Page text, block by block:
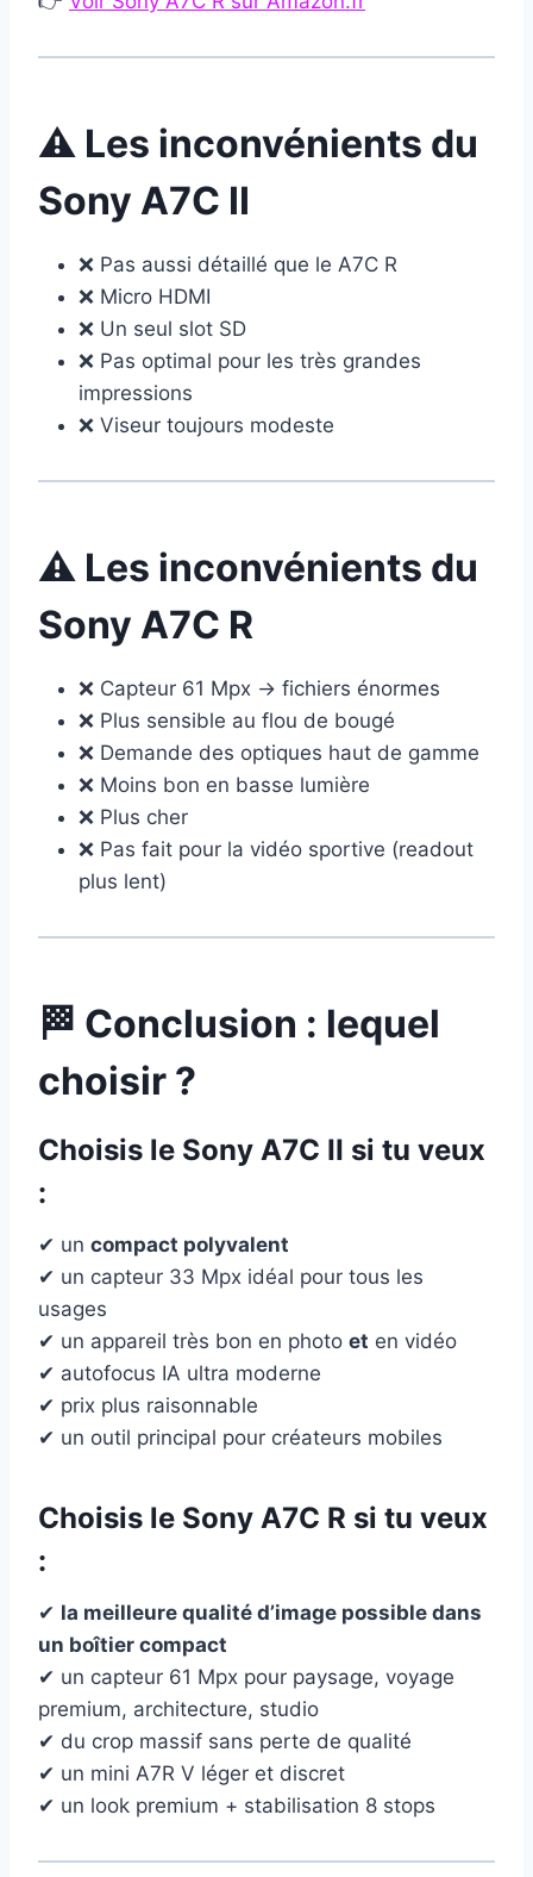
⚠️ Les inconvénients du
Sony A7C II
❌ Pas aussi détaillé que le A7C R
❌ Micro HDMI
❌ Un seul slot SD
❌ Pas optimal pour les très grandes
impressions
❌ Viseur toujours modeste
⚠️ Les inconvénients du
Sony A7C R
❌ Capteur 61 Mpx → fichiers énormes
❌ Plus sensible au flou de bougé
❌ Demande des optiques haut de gamme
❌ Moins bon en basse lumière
❌ Plus cher
❌ Pas fait pour la vidéo sportive (readout
plus lent)
🏁 Conclusion : lequel
choisir ?
Choisis le Sony A7C II si tu veux
:
✔ un compact polyvalent
✔ un capteur 33 Mpx idéal pour tous les
usages
✔ un appareil très bon en photo et en vidéo
✔ autofocus IA ultra moderne
✔ prix plus raisonnable
✔ un outil principal pour créateurs mobiles
Choisis le Sony A7C R si tu veux
:
✔ la meilleure qualité d’image possible dans
un boîtier compact
✔ un capteur 61 Mpx pour paysage, voyage
premium, architecture, studio
✔ du crop massif sans perte de qualité
✔ un mini A7R V léger et discret
✔ un look premium + stabilisation 8 stops